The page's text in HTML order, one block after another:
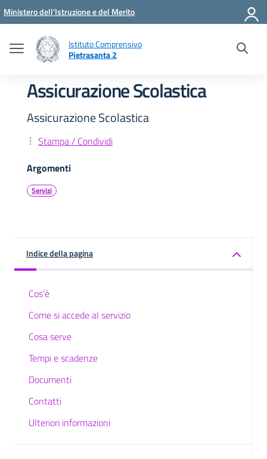
Vai ai contenuti
Vai al menu di navigazione
Vai al footer
Ministero dell'Istruzione e del Merito
Istituto Comprensivo
Pietrasanta 2
Assicurazione Scolastica
Assicurazione Scolastica
Stampa / Condividi
Argomenti
Servizi
Indice della pagina
Cos'è
Come si accede al servizio
Cosa serve
Tempi e scadenze
Documenti
Contatti
Ulteriori informazioni